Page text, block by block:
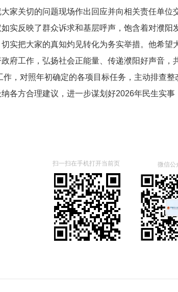
家关切的问题现场作出回应并向相关责任单
实反映了群众诉求和基层呼声，饱含着对濮阳
实把大家的真知灼见转化为务实举措。他希
府工作，弘扬社会正能量、传递濮阳好声音，
作，对照年初确定的各项目标任务，主动排查
各方合理建议，进一步谋划好2026年民生实事
扫一扫在手机打开当前页 微信公